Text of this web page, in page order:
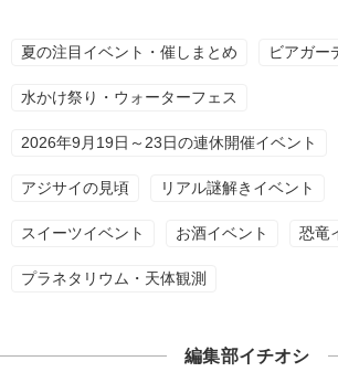
夏の注目イベント・催しまとめ ビアガー
水かけ祭り・ウォーターフェス
2026年9月19日～23日の連休開催イベント
アジサイの見頃 リアル謎解きイベント
スイーツイベント お酒イベント 恐竜
プラネタリウム・天体観測
編集部イチオシ